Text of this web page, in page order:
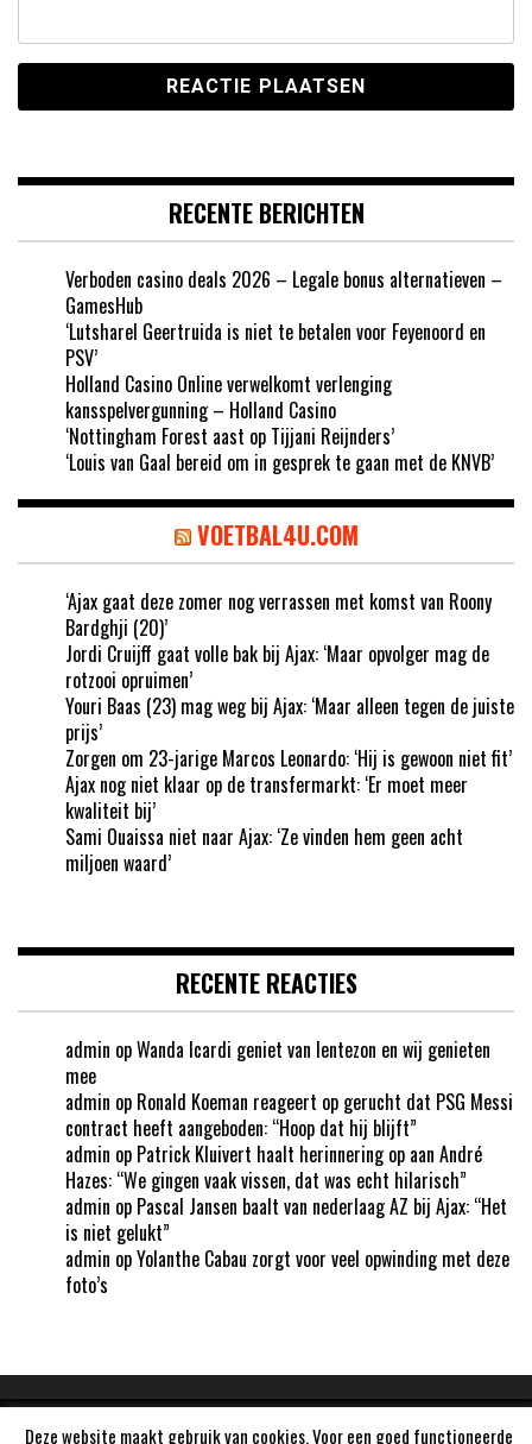
RECENTE BERICHTEN
Verboden casino deals 2026 – Legale bonus alternatieven –
GamesHub
‘Lutsharel Geertruida is niet te betalen voor Feyenoord en
PSV’
Holland Casino Online verwelkomt verlenging
kansspelvergunning – Holland Casino
‘Nottingham Forest aast op Tijjani Reijnders’
‘Louis van Gaal bereid om in gesprek te gaan met de KNVB’
VOETBAL4U.COM
‘Ajax gaat deze zomer nog verrassen met komst van Roony
Bardghji (20)’
Jordi Cruijff gaat volle bak bij Ajax: ‘Maar opvolger mag de
rotzooi opruimen’
Youri Baas (23) mag weg bij Ajax: ‘Maar alleen tegen de juiste
prijs’
Zorgen om 23-jarige Marcos Leonardo: ‘Hij is gewoon niet fit’
Ajax nog niet klaar op de transfermarkt: ‘Er moet meer
kwaliteit bij’
Sami Ouaissa niet naar Ajax: ‘Ze vinden hem geen acht
miljoen waard’
RECENTE REACTIES
admin opWanda Icardi geniet van lentezon en wij genieten
mee
admin op Ronald Koeman reageert op gerucht dat PSG Messi
contract heeft aangeboden: “Hoop dat hij blijft”
admin op Patrick Kluivert haalt herinnering op aan André
Hazes: “We gingen vaak vissen, dat was echt hilarisch”
admin op Pascal Jansen baalt van nederlaag AZ bij Ajax: “Het
is niet gelukt”
admin opYolanthe Cabau zorgt voor veel opwinding met deze
foto’s
Aangedreven doorWordPress
Deze website maakt gebruik van cookies. Voor een goed functioneerde